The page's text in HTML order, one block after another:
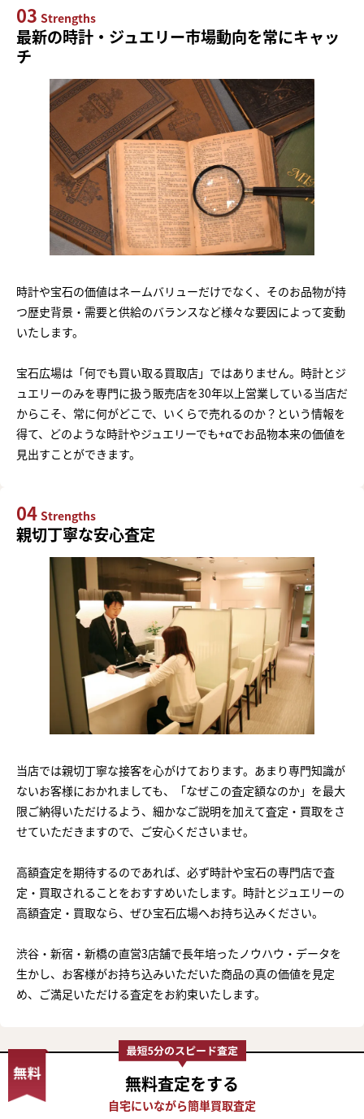
03 Strengths
最新の時計・ジュエリー市場動向を常にキャッ
チ
時計や宝石の価値はネームバリューだけでなく、そのお品物が持
つ歴史背景・需要と供給のバランスなど様々な要因によって変動
いたします。
宝石広場は「何でも買い取る買取店」ではありません。時計とジ
ュエリーのみを専門に扱う販売店を30年以上営業している当店だ
からこそ、常に何がどこで、いくらで売れるのか？という情報を
得て、どのような時計やジュエリーでも+αでお品物本来の価値を
見出すことができます。
04 Strengths
親切丁寧な安心査定
当店では親切丁寧な接客を心がけております。あまり専門知識が
ないお客様におかれましても、「なぜこの査定額なのか」を最大
限ご納得いただけるよう、細かなご説明を加えて査定・買取をさ
せていただきますので、ご安心くださいませ。
高額査定を期待するのであれば、必ず時計や宝石の専門店で査
定・買取されることをおすすめいたします。時計とジュエリーの
高額査定・買取なら、ぜひ宝石広場へお持ち込みください。
渋谷・新宿・新橋の直営3店舗で長年培ったノウハウ・データを
生かし、お客様がお持ち込みいただいた商品の真の価値を見定
め、ご満足いただける査定をお約束いたします。
無料査定をする
まずは
かんたん30秒でお試し査定